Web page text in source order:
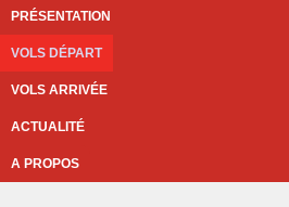
PRÉSENTATION
VOLS DÉPART
VOLS ARRIVÉE
ACTUALITÉ
A PROPOS